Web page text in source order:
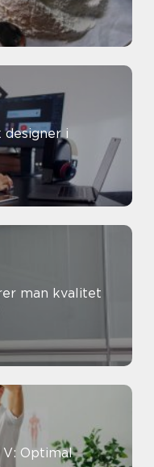
designer i
man kvalitet
Optimal